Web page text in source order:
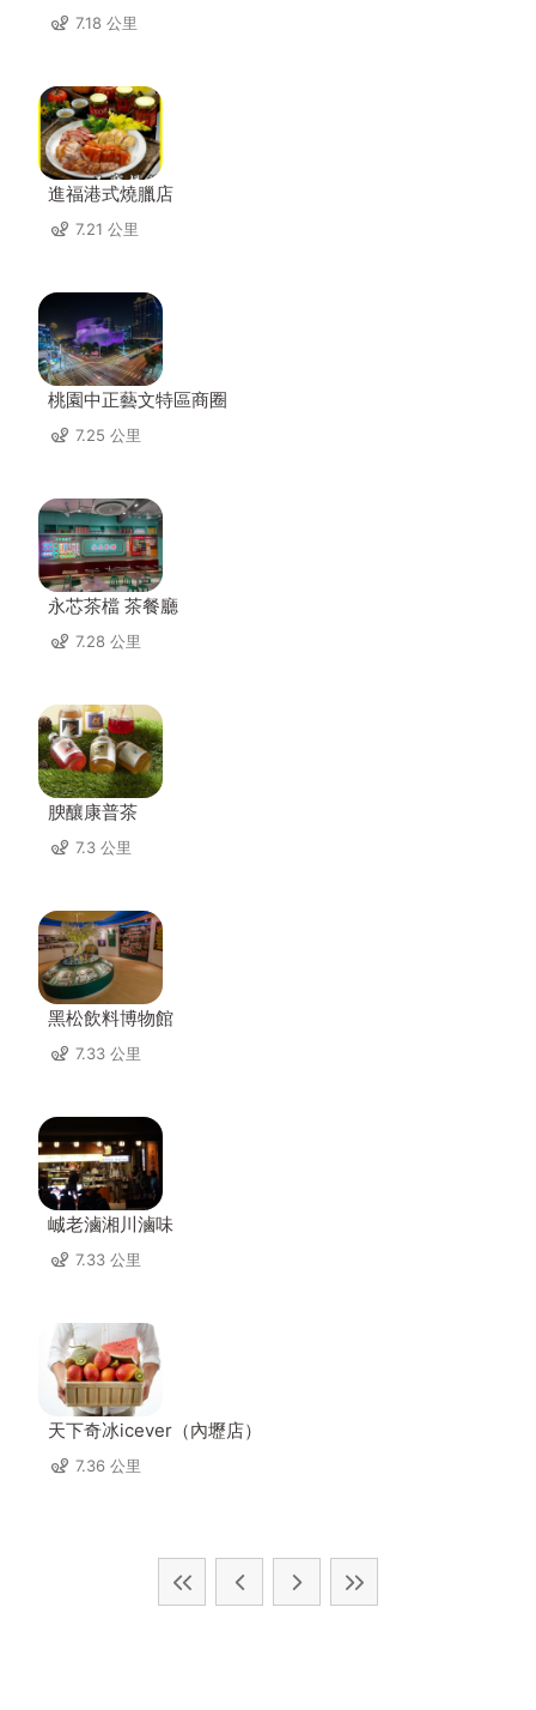
7.18 公里
進福港式燒臘店
7.21 公里
桃園中正藝文特區商圈
7.25 公里
永芯茶檔 茶餐廳
7.28 公里
腴釀康普茶
7.3 公里
黑松飲料博物館
7.33 公里
峸老滷湘川滷味
7.33 公里
天下奇冰icever（內壢店）
7.36 公里